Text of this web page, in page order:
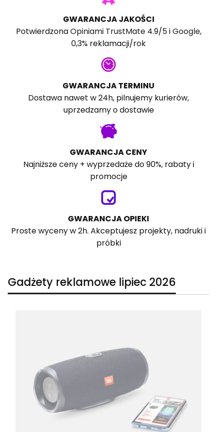
GWARANCJA JAKOŚCI
PotwierdzonaOpiniami TrustMate4.9/5 iGoogle,
0,3% reklamacji/rok
GWARANCJA TERMINU
Dostawa nawet w 24h, pilnujemy kurierów,
uprzedzamy o dostawie
GWARANCJA CENY
Najniższe ceny + wyprzedaże do 90%, rabaty i
promocje
GWARANCJA OPIEKI
Proste wyceny w 2h. Akceptujesz projekty, nadruki i
próbki
Gadżety reklamowe lipiec 2026